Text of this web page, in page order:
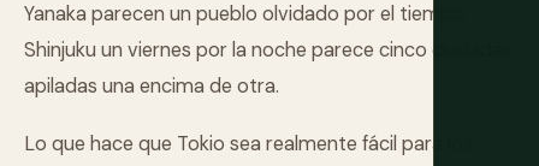
Yanaka parecen un pueblo olvidado por el tiempo.
Shinjuku un viernes por la noche parece cinco ciudades
apiladas una encima de otra.
Lo que hace que Tokio sea realmente fácil para los